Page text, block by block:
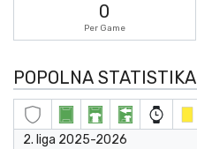
0
Per Game
POPOLNA STATISTIKA
2. liga 2025-2026